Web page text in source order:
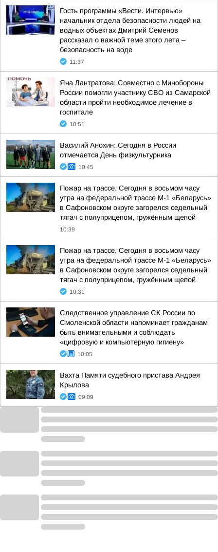
Гость программы «Вести. Интервью»
начальник отдела безопасности людей на
водных объектах Дмитрий Семенов
рассказал о важной теме этого лета –
безопасность на воде
11:37
Яна Лантратова: Совместно с Минобороны
России помогли участнику СВО из Самарской
области пройти необходимое лечение в
госпитале
10:51
Василий Анохин: Сегодня в России
отмечается День физкультурника
10:45
Пожар на трассе. Сегодня в восьмом часу
утра на федеральной трассе М-1 «Беларусь»
в Сафоновском округе загорелся седельный
тягач с полуприцепом, гружённым щепой
10:39
Пожар на трассе. Сегодня в восьмом часу
утра на федеральной трассе М-1 «Беларусь»
в Сафоновском округе загорелся седельный
тягач с полуприцепом, гружённым щепой
10:31
Следственное управление СК России по
Смоленской области напоминает гражданам
быть внимательными и соблюдать
«цифровую и компьютерную гигиену»
10:05
Вахта Памяти судебного пристава Андрея
Крылова
09:09